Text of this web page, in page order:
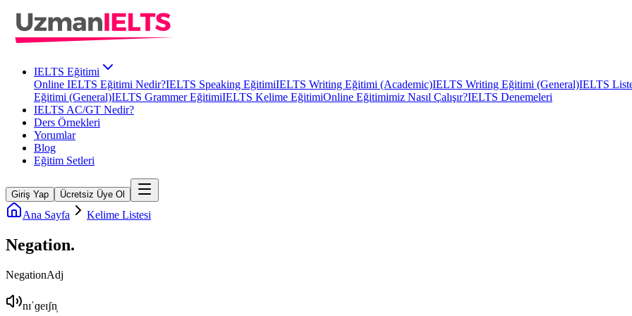
IELTS Eğitimi
Online IELTS Eğitimi Nedir?IELTS Speaking EğitimiIELTS Writing Eğitimi (Academic)IELTS Writing Eğitimi (General)IELTS
Eğitimi (General)IELTS Grammer EğitimiIELTS Kelime EğitimiOnline Eğitimimiz Nasıl Çalışır?IELTS Denemeleri
IELTS AC/GT Nedir?
Ders Örnekleri
Yorumlar
Blog
Eğitim Setleri
Giriş Yap Ücretsiz Üye Ol
Ana Sayfa Kelime Listesi
Negation.
NegationAdj
nɪˈɡeɪʃn̩